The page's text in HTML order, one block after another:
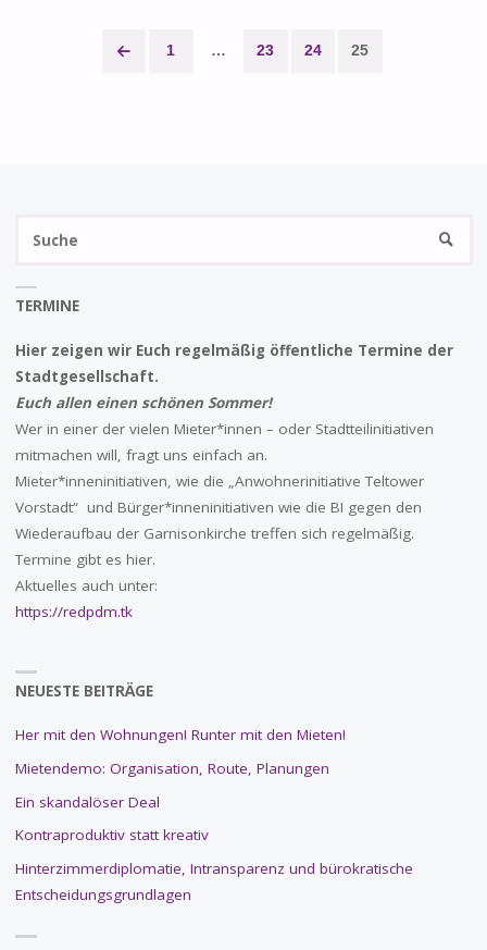
1 … 23 24 25
SUCHE
TERMINE
Hier zeigen wir Euch regelmäßig öffentliche Termine der
Stadtgesellschaft.
Euch allen einen schönen Sommer!
Wer in einer der vielen Mieter*innen – oder Stadtteilinitiativen
mitmachen will, fragt uns einfach an.
Mieter*inneninitiativen, wie die „Anwohnerinitiative Teltower
Vorstadt“ und Bürger*inneninitiativen wie die BI gegen den
Wiederaufbau der Garnisonkirche treffen sich regelmäßig.
Termine gibt es hier.
Aktuelles auch unter:
https://redpdm.tk
NEUESTE BEITRÄGE
Her mit den Wohnungen! Runter mit den Mieten!
Mietendemo: Organisation, Route, Planungen
Ein skandalöser Deal
Kontraproduktiv statt kreativ
Hinterzimmerdiplomatie, Intransparenz und bürokratische
Entscheidungsgrundlagen